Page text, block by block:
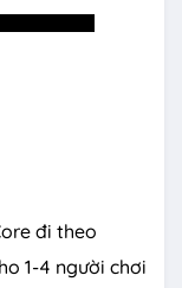
đi theo
1-4 người chơi